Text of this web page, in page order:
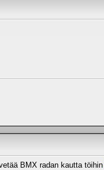
BMX radan kautta töihin